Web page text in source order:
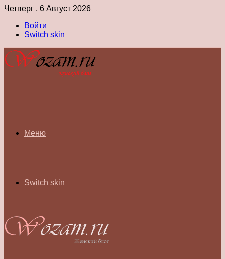
Четверг , 6 Август 2026
Войти
Switch skin
Меню
Switch skin